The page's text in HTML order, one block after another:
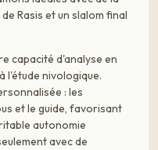
Rasis et un slalom final
capacité d'analyse en
l'étude nivologique.
: les
et le guide, favorisant
autonomie
avec de